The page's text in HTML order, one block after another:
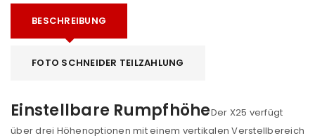
BESCHREIBUNG
FOTO SCHNEIDER TEILZAHLUNG
Einstellbare RumpfhöheDer X25 verfügt
über drei Höhenoptionen mit einem vertikalen Verstellbereich